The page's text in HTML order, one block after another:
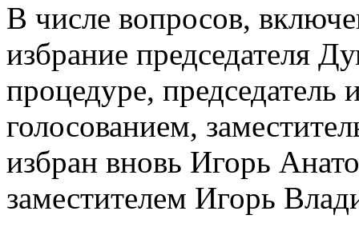
В числе вопросов,
избрание председателя
процедуре, председатель
голосованием,
избран вновь Игорь
заместителем Игорь